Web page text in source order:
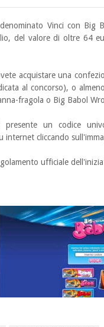
Vinci con Big
del valore di oltre 64
acquistare una
al concorso), o
fragola o Big Babol
è presente un codice
internet cliccando
ufficiale